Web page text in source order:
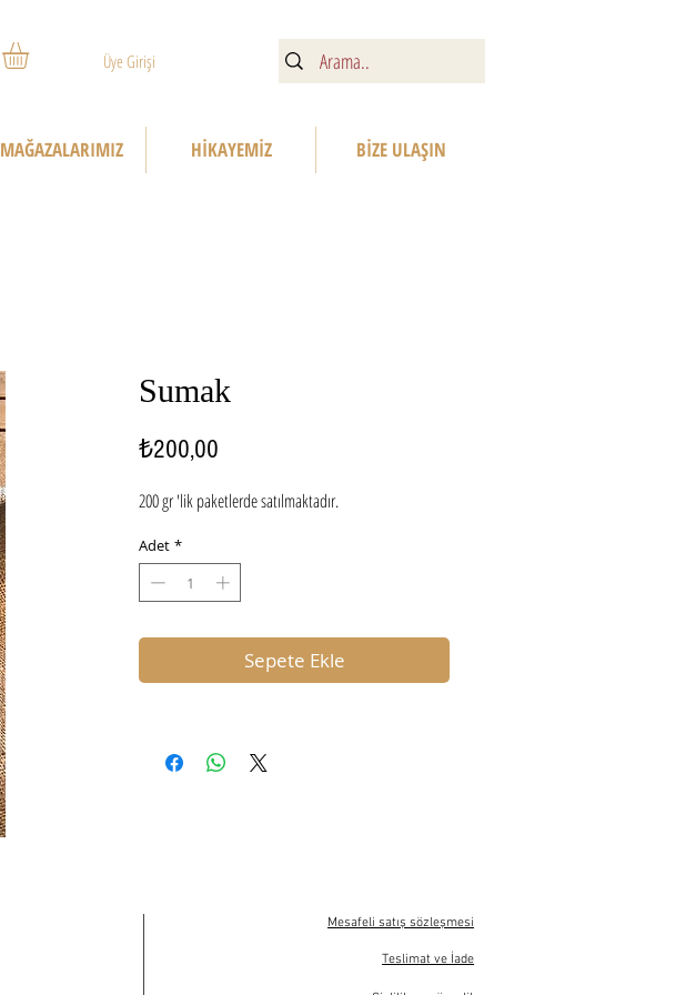
Üye Girişi
MAĞAZALARIMIZ HİKAYEMİZ BİZE ULAŞIN
Sumak
₺200,00
200 gr 'lik paketlerde satılmaktadır.
Adet *
Sepete Ekle
Mesafeli satış sözleşmesi
Teslimat ve İade